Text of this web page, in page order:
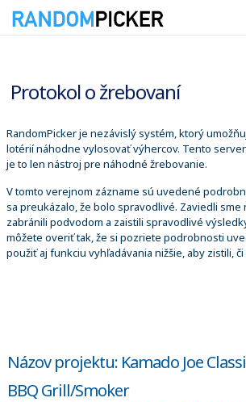
Protokol o žrebovaní
RandomPicker je nezávislý systém, ktorý
lotérií náhodne vylosovať výhercov. Tento
je to len nástroj pre náhodné žrebovanie.
V tomto verejnom zázname sú uvedené
sa preukázalo, že bolo spravodlivé. Zaviedli
zabránili podvodom a zaistili spravodlivé
môžete overiť tak, že si pozriete podrobnosti
použiť aj funkciu vyhľadávania nižšie, aby zistili,
Názov projektu: Kamado Joe
BBQ Grill/Smoker